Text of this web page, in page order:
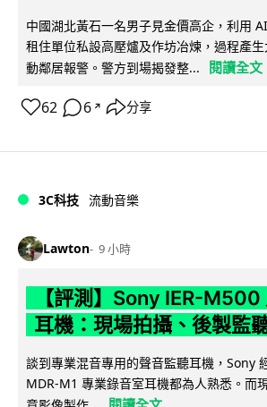
中國湖北黃石一名男子見金價高企，利用
租住單位私設高壓爐及作坊冶煉，過程產
動鄰居報警。警方到場揭發整...
閱讀全文
62 6 ↗ 分享
3C科技 流動音樂
Lawton 9 小時
【評測】Sony IER-
耳機：現場拍攝、後製監
談到專業混音專用的聲音監聽耳機，Sony
MDR-M1 專業錄音室耳機都為人熟悉。而